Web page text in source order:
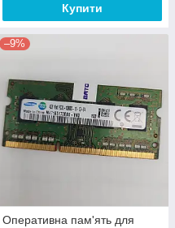
Купити
–9%
Оперативна пам'ять для